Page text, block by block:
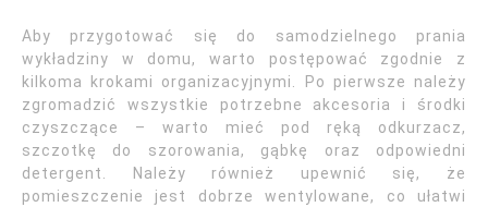
Aby przygotować się do samodzielnego prania
wykładziny w domu, warto postępować zgodnie z
kilkoma krokami organizacyjnymi. Po pierwsze należy
zgromadzić wszystkie potrzebne akcesoria i środki
czyszczące – warto mieć pod ręką odkurzacz,
szczotkę do szorowania, gąbkę oraz odpowiedni
detergent. Należy również upewnić się, że
pomieszczenie jest dobrze wentylowane, co ułatwi